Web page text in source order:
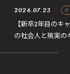
2026.07.23
【新卒2年目のキ
の社会人と現実の